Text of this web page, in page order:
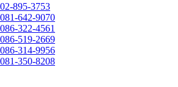
02-895-3753
081-642-9070
086-322-4561
086-519-2669
086-314-9956
081-350-8208